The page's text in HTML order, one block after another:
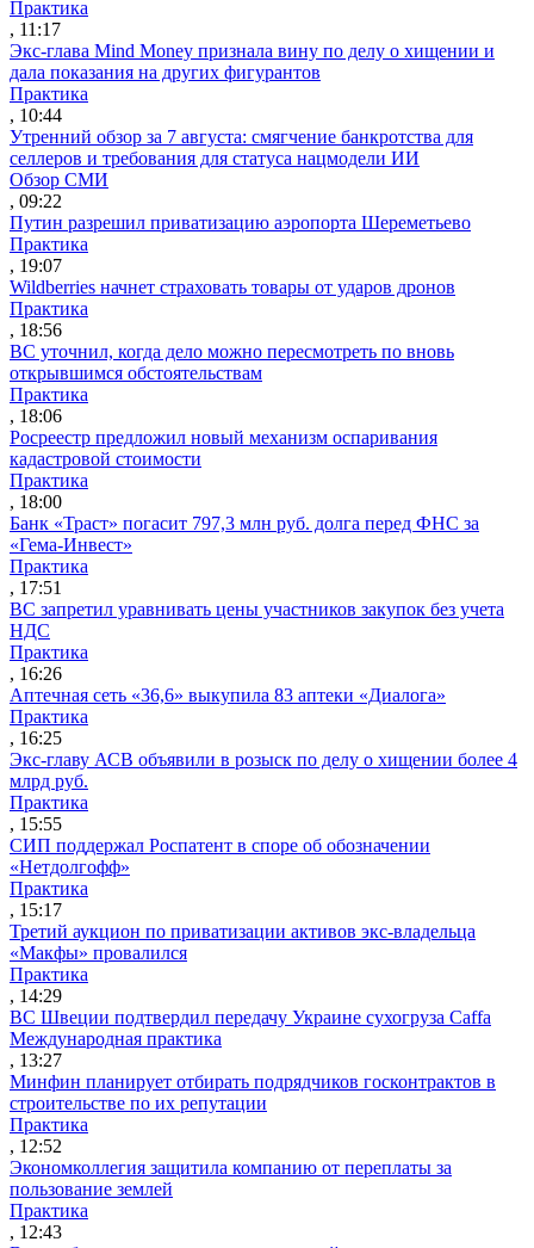
Практика
, 11:17
Экс-глава Mind Money признала вину по делу о хищении и
дала показания на других фигурантов
Практика
, 10:44
Утренний обзор за 7 августа: смягчение банкротства для
селлеров и требования для статуса нацмодели ИИ
Обзор СМИ
, 09:22
Путин разрешил приватизацию аэропорта Шереметьево
Практика
, 19:07
Wildberries начнет страховать товары от ударов дронов
Практика
, 18:56
ВС уточнил, когда дело можно пересмотреть по вновь
открывшимся обстоятельствам
Практика
, 18:06
Росреестр предложил новый механизм оспаривания
кадастровой стоимости
Практика
, 18:00
Банк «Траст» погасит 797,3 млн руб. долга перед ФНС за
«Гема-Инвест»
Практика
, 17:51
ВС запретил уравнивать цены участников закупок без учета
НДС
Практика
, 16:26
Аптечная сеть «36,6» выкупила 83 аптеки «Диалога»
Практика
, 16:25
Экс-главу АСВ объявили в розыск по делу о хищении более 4
млрд руб.
Практика
, 15:55
СИП поддержал Роспатент в споре об обозначении
«Нетдолгофф»
Практика
, 15:17
Третий аукцион по приватизации активов экс-владельца
«Макфы» провалился
Практика
, 14:29
ВС Швеции подтвердил передачу Украине сухогруза Caffa
Международная практика
, 13:27
Минфин планирует отбирать подрядчиков госконтрактов в
строительстве по их репутации
Практика
, 12:52
Экономколлегия защитила компанию от переплаты за
пользование землей
Практика
, 12:43